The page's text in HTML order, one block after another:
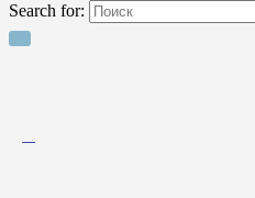
Search for: